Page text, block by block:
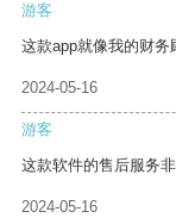
游客
这款app就像我的财务
2024-05-16
游客
这款软件的售后服务
2024-05-16